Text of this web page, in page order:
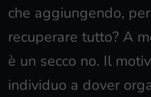
che aggiungendo,
recuperare tutto? A
è un secco no. Il
individuo a dover